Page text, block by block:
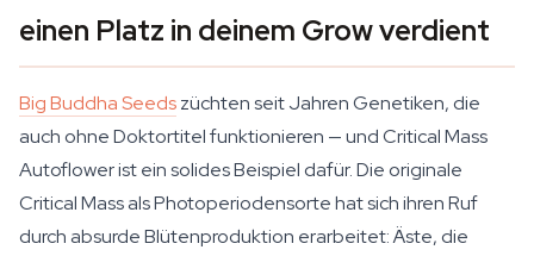
einen Platz in deinem Grow verdient
Big Buddha Seedszüchten seit Jahren Genetiken, die
auch ohne Doktortitel funktionieren — und Critical Mass
Autoflower ist ein solides Beispiel dafür. Die originale
Critical Mass als Photoperiodensorte hat sich ihren Ruf
durch absurde Blütenproduktion erarbeitet: Äste, die